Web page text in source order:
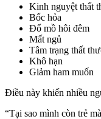
Kinh nguyệt thất
Bốc hỏa
Đổ mồ hôi đêm
Mất ngủ
Tâm trạng thất
Khô hạn
Giảm ham muốn
Điều này khiến nhiều
“Tại sao mình còn trẻ